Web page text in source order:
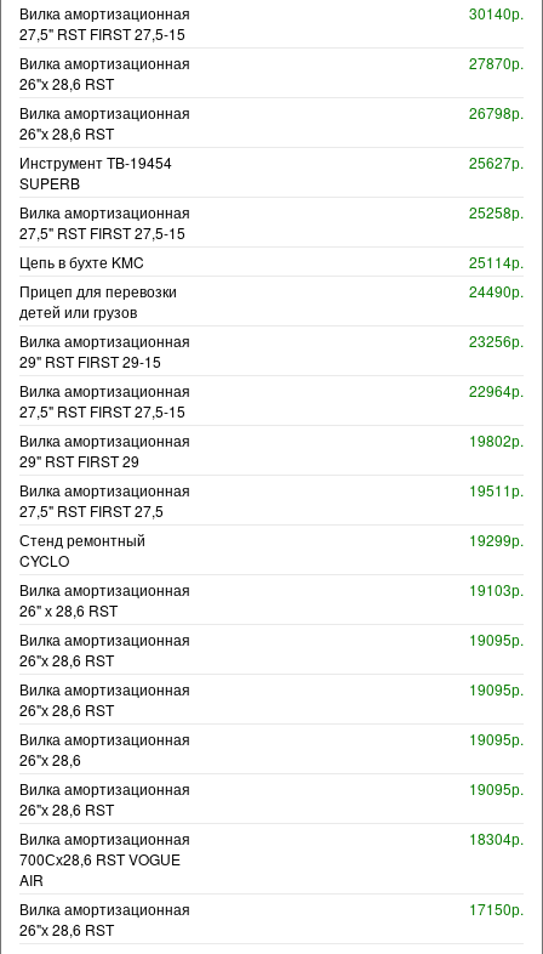
Вилка амортизационная
27,5" RST FIRST 27,5-15
30140р.
Вилка амортизационная
26"х 28,6 RST
27870р.
Вилка амортизационная
26"х 28,6 RST
26798р.
Инструмент TB-19454
SUPERB
25627р.
Вилка амортизационная
27,5" RST FIRST 27,5-15
25258р.
Цепь в бухте KMC
25114р.
Прицеп для перевозки
детей или грузов
24490р.
Вилка амортизационная
29" RST FIRST 29-15
23256р.
Вилка амортизационная
27,5" RST FIRST 27,5-15
22964р.
Вилка амортизационная
29" RST FIRST 29
19802р.
Вилка амортизационная
27,5" RST FIRST 27,5
19511р.
Стенд ремонтный
CYCLO
19299р.
Вилка амортизационная
26" х 28,6 RST
19103р.
Вилка амортизационная
26"х 28,6 RST
19095р.
Вилка амортизационная
26"х 28,6 RST
19095р.
Вилка амортизационная
26"х 28,6
19095р.
Вилка амортизационная
26"х 28,6 RST
19095р.
Вилка амортизационная
700Сх28,6 RST VOGUE
AIR
18304р.
Вилка амортизационная
26"х 28,6 RST
17150р.